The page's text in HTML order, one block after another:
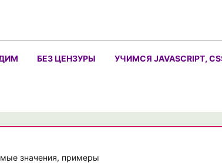
БЕЗ ЦЕНЗУРЫ УЧИМСЯ JAVASCRIPT,
значения, примеры